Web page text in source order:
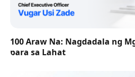
100 Araw Na: Nagdadala ng
para sa Lahat